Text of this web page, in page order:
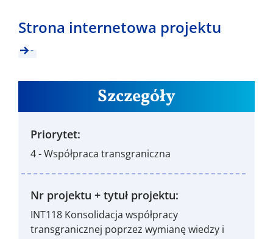
Strona internetowa projektu
-
Szczegóły
Priorytet:
4 - Współpraca transgraniczna
Nr projektu + tytuł projektu:
INT118 Konsolidacja współpracy
transgranicznej poprzez wymianę wiedzy i